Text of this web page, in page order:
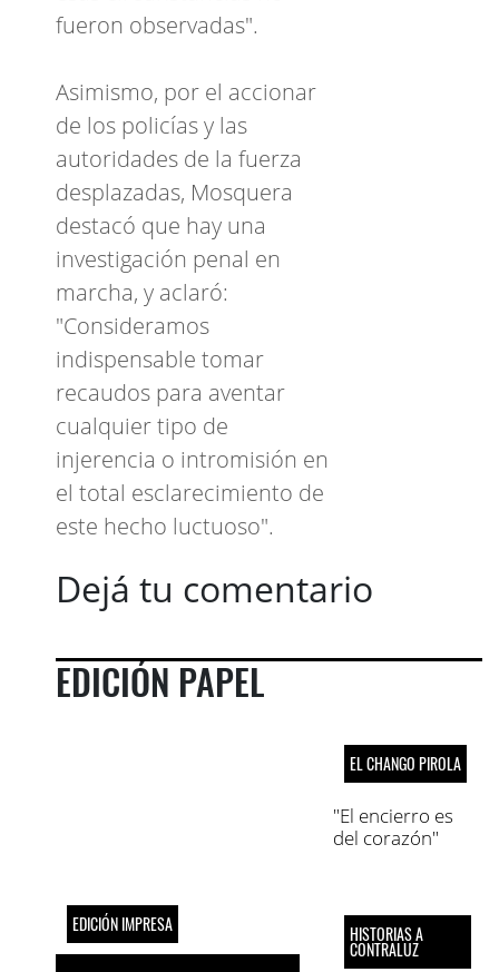
fueron observadas".
Asimismo, por el accionar
de los policías y las
autoridades de la fuerza
desplazadas, Mosquera
destacó que hay una
investigación penal en
marcha, y aclaró:
"Consideramos
indispensable tomar
recaudos para aventar
cualquier tipo de
injerencia o intromisión en
el total esclarecimiento de
este hecho luctuoso".
Dejá tu comentario
EDICIÓN PAPEL
EDICIÓN IMPRESA
EL CHANGO PIROLA
"El encierro es
del corazón"
HISTORIAS A
CONTRALUZ